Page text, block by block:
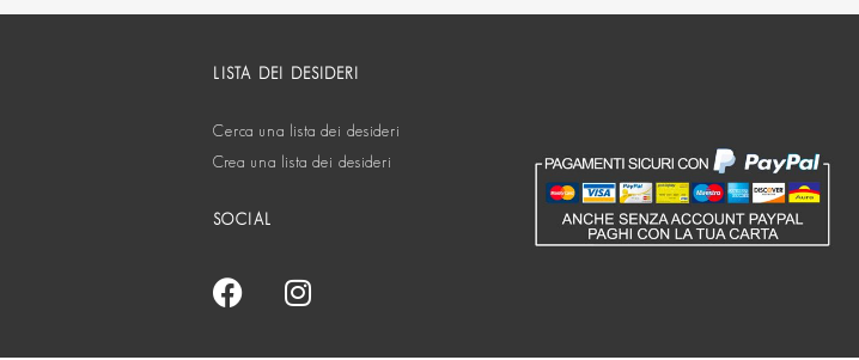
LISTA DEI DESIDERI
Cerca una lista dei desideri
Crea una lista dei desideri
SOCIAL